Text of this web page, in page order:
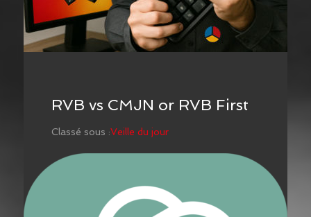
RVB vs CMJN or RVB First
Classé sous :Veille du jour